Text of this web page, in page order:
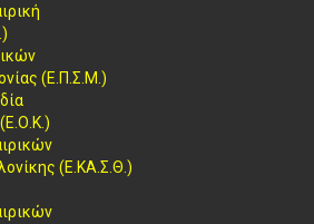
(Ε.Π.Σ.Μ.)
(Ε.ΚΑ.Σ.Θ.)